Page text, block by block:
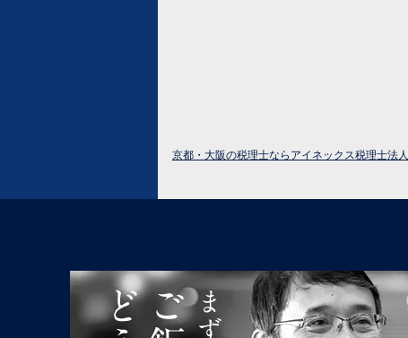
京都・大阪の税理士ならアイネックス税理士法人